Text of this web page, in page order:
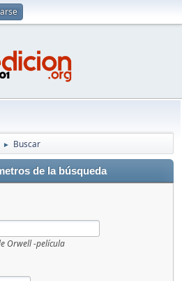
► Buscar
de la búsqueda
Orwell -película